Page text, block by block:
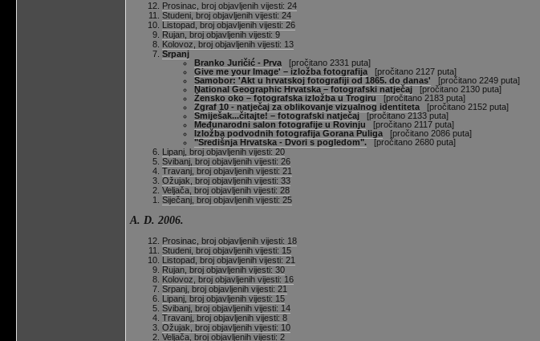
Prosinac, broj objavljenih vijesti: 24
Studeni, broj objavljenih vijesti: 24
Listopad, broj objavljenih vijesti: 26
Rujan, broj objavljenih vijesti: 9
Kolovoz, broj objavljenih vijesti: 13
Srpanj
Branko Juričić - Prva [pročitano 2331 puta]
Give me your Image' – izložba fotografija [pročitano 2127 puta]
Samobor: 'Akt u hrvatskoj fotografiji od 1865. do danas' [pročitano 2249 puta]
National Geographic Hrvatska – fotografski natječaj[pročitano 2130 puta]
Žensko oko – fotografska izložba u Trogiru[pročitano 2183 puta]
Zgraf 10 - natječaj za oblikovanje vizualnog identiteta [pročitano 2152 puta]
Smiješak...čitajte! – fotografski natječaj[pročitano 2133 puta]
Međunarodni salon fotografije u Rovinju [pročitano 2117 puta]
Izložba podvodnih fotografija Gorana Puliga [pročitano 2086 puta]
"Središnja Hrvatska - Dvori s pogledom".[pročitano 2680 puta]
Lipanj, broj objavljenih vijesti: 20
Svibanj, broj objavljenih vijesti: 26
Travanj, broj objavljenih vijesti: 21
Ožujak, broj objavljenih vijesti: 33
Veljača, broj objavljenih vijesti: 28
Siječanj, broj objavljenih vijesti: 25
A. D. 2006.
Prosinac, broj objavljenih vijesti: 18
Studeni, broj objavljenih vijesti: 15
Listopad, broj objavljenih vijesti: 21
Rujan, broj objavljenih vijesti: 30
Kolovoz, broj objavljenih vijesti: 16
Srpanj, broj objavljenih vijesti: 21
Lipanj, broj objavljenih vijesti: 15
Svibanj, broj objavljenih vijesti: 14
Travanj, broj objavljenih vijesti: 8
Ožujak, broj objavljenih vijesti: 10
Veljača, broj objavljenih vijesti: 2